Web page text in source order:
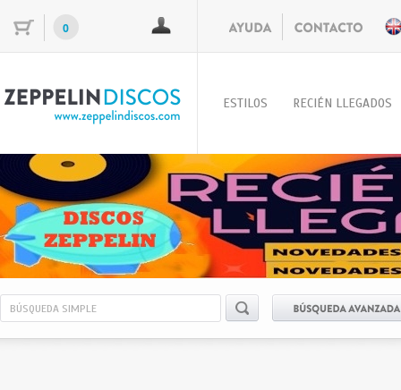
0
ESTILOS RECIÉN LLEGADOS